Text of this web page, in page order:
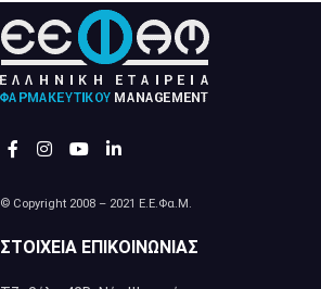
© Copyright 2008 – 2021 Ε.Ε.Φα.Μ.
ΣΤΟΙΧΕΊΑ ΕΠΙΚΟΙΝΩΝΊΑΣ